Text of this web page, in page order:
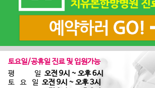
토요일/공휴일 진료 및 입원가능
평 일 오전 9시 ~ 오후 6시
토 요 일 오전 9시 ~ 오후 3시